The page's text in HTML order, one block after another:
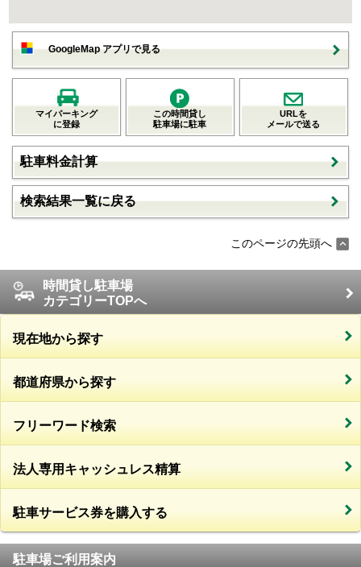
GoogleMap アプリで見る
マイパーキング
に登録
この時間貸し
駐車場に駐車
URLを
メールで送る
駐車料金計算
検索結果一覧に戻る
このページの先頭へ
時間貸し駐車場
カテゴリーTOPへ
現在地から探す
都道府県から探す
フリーワード検索
法人専用キャッシュレス精算
駐車サービス券を購入する
駐車場ご利用案内